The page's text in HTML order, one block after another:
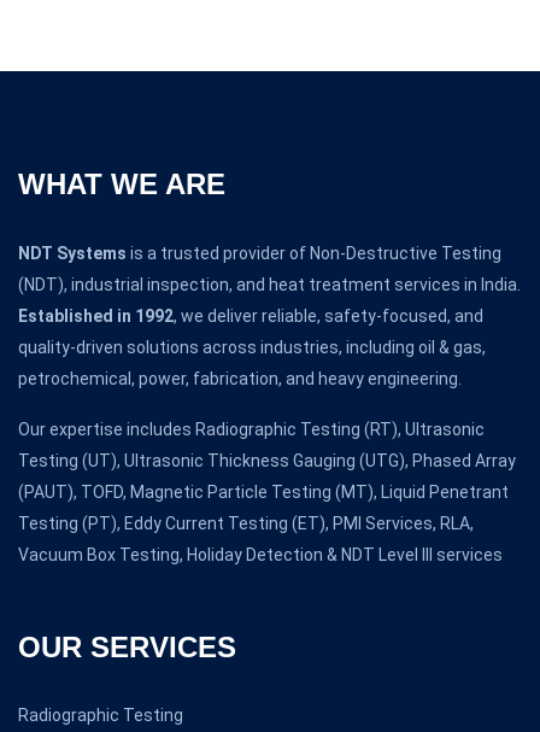
WHAT WE ARE
NDT Systems is a trusted provider of Non-Destructive Testing
(NDT), industrial inspection, and heat treatment services in India.
Established in 1992, we deliver reliable, safety-focused, and
quality-driven solutions across industries, including oil & gas,
petrochemical, power, fabrication, and heavy engineering.
Our expertise includes Radiographic Testing (RT), Ultrasonic
Testing (UT), Ultrasonic Thickness Gauging (UTG), Phased Array
(PAUT), TOFD, Magnetic Particle Testing (MT), Liquid Penetrant
Testing (PT), Eddy Current Testing (ET), PMI Services, RLA,
Vacuum Box Testing, Holiday Detection & NDT Level III services
OUR SERVICES
Radiographic Testing